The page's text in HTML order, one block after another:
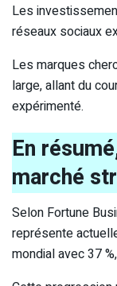
Les
réseaux sociaux
Les marques
large, allant du
expérimenté.
En
marché
Selon Fortune
représente
mondial avec 37